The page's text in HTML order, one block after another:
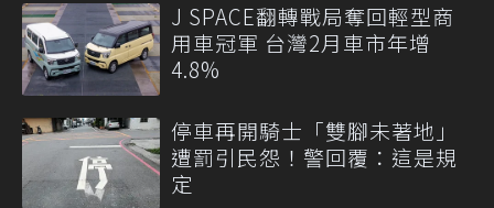
J SPACE翻轉戰局奪回輕型商
用車冠軍 台灣2月車市年增
4.8%
停車再開騎士「雙腳未著地」
遭罰引民怨！警回覆：這是規
定